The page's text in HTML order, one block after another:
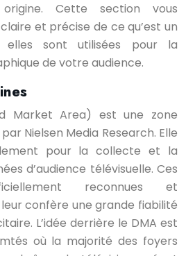
Cette section vous
et précise de ce qu’est un
sont utilisées pour la
de votre audience.
Market Area) est une zone
Nielsen Media Research. Elle
pour la collecte et la
d’audience télévisuelle. Ces
reconnues et
confère une grande fiabilité
L’idée derrière le DMA est
où la majorité des foyers